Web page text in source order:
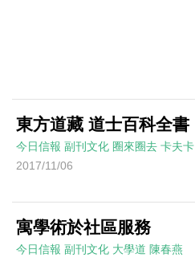
東方道藏 道士百科全書
今日信報 副刊文化 圈來圈去 卡夫卡
2017/11/06
寓學術於社區服務
今日信報 副刊文化 大學道 陳春燕